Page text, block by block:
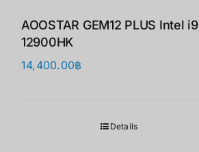
AOOSTAR GEM12 PLUS Intel i9
12900HK
14,400.00฿
Details